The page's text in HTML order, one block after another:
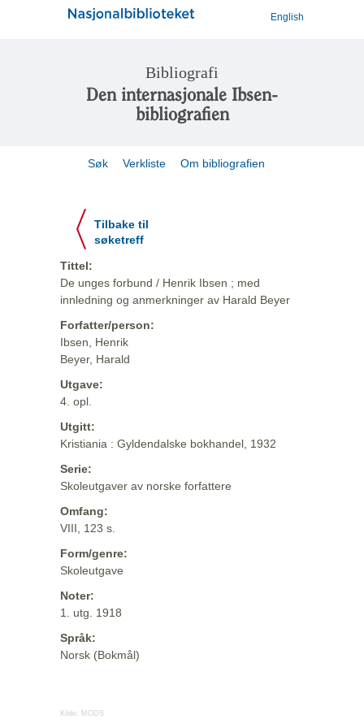
English
Bibliografi
Den internasjonale Ibsen-
bibliografien
Søk Verkliste Om bibliografien
Tilbake til
søketreff
Tittel:
De unges forbund / Henrik Ibsen ; med
innledning og anmerkninger av Harald Beyer
Forfatter/person:
Ibsen, Henrik
Beyer, Harald
Utgave:
4. opl.
Utgitt:
Kristiania : Gyldendalske bokhandel, 1932
Serie:
Skoleutgaver av norske forfattere
Omfang:
VIII, 123 s.
Form/genre:
Skoleutgave
Noter:
1. utg. 1918
Språk:
Norsk (Bokmål)
Kilde: MODS